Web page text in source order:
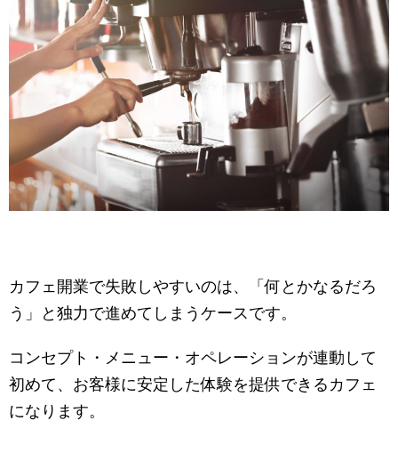
カフェ開業で失敗しやすいのは、「何とかなるだろ
う」と独力で進めてしまうケースです。
コンセプト・メニュー・オペレーションが連動して
初めて、お客様に安定した体験を提供できるカフェ
になります。